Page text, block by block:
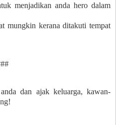
menjadikan anda hero dalam
mungkin kerana ditakuti tempat
dan ajak keluarga, kawan-